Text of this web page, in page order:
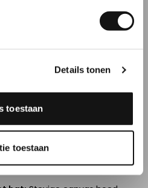
Details tonen
toestaan
toestaan
kun je laten
bieden. Daarom
bucket hats aan.
modellen of juist
hats zijn perfect te
drukwerk